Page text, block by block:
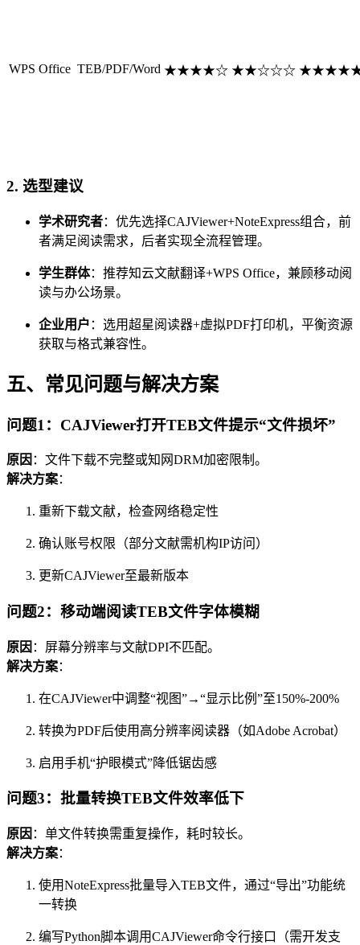
WPS Office TEB/PDF/Word ★★★★☆ ★★☆☆☆
2. 选型建议
学术研究者：优先选择CAJViewer+NoteExpress组合，前
者满足阅读需求，后者实现全流程管理。
学生群体：推荐知云文献翻译+WPS Office，兼顾移动阅
读与办公场景。
企业用户 ：选用超星阅读器+虚拟PDF打印机，平衡资源
获取与格式兼容性。
五、常见问题与解决方案
问题1：CAJViewer打开TEB文件提示“文件损坏”
原因 ：文件下载不完整或知网DRM加密限制。
解决方案：
重新下载文献，检查网络稳定性
确认账号权限（部分文献需机构IP访问）
更新CAJViewer至最新版本
问题2：移动端阅读TEB文件字体模糊
原因 ：屏幕分辨率与文献DPI不匹配。
解决方案：
在CAJViewer中调整“视图”→“显示比例”至150%-200%
转换为PDF后使用高分辨率阅读器（如Adobe Acrobat）
启用手机“护眼模式”降低锯齿感
问题3：批量转换TEB文件效率低下
原因 ：单文件转换需重复操作，耗时较长。
解决方案：
使用NoteExpress批量导入TEB文件，通过“导出”功能统
一转换
编写Python脚本调用CAJViewer命令行接口（需开发支